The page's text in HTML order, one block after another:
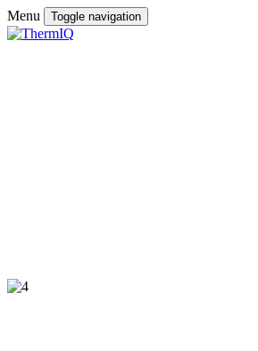
Menu Toggle navigation